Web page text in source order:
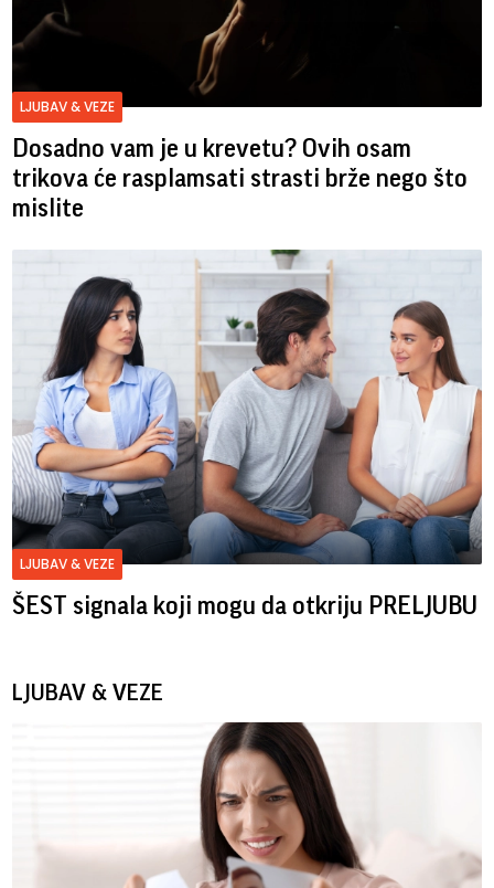
LJUBAV & VEZE
Dosadno vam je u krevetu? Ovih osam
trikova će rasplamsati strasti brže nego što
mislite
LJUBAV & VEZE
ŠEST signala koji mogu da otkriju PRELJUBU
LJUBAV & VEZE